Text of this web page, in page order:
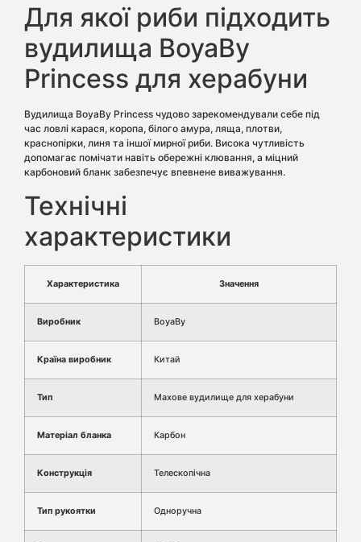
Для якої риби підходить
вудилища BoyaBy
Princess для херабуни
Вудилища BoyaBy Princess чудово зарекомендували себе під
час ловлі карася, коропа, білого амура, ляща, плотви,
краснопірки, линя та іншої мирної риби. Висока чутливість
допомагає помічати навіть обережні клювання, а міцний
карбоновий бланк забезпечує впевнене виважування.
Технічні
характеристики
Характеристика Значення
Виробник BoyaBy
Країна виробник Китай
Тип Махове вудилище для херабуни
Матеріал бланка Карбон
Конструкція Телескопічна
Тип рукоятки Одноручна